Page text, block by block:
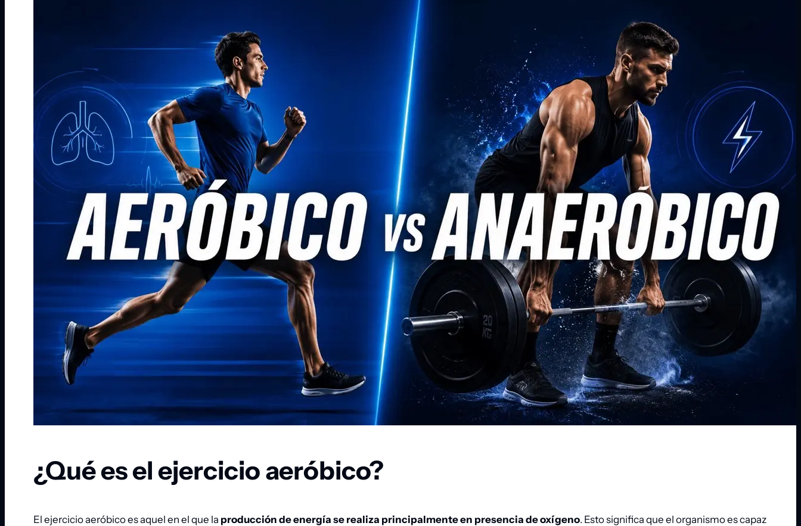
¿Qué es el ejercicio aeróbico?
El ejercicio aeróbico es aquel en el que la producción de energía se realiza principalmente en presencia de oxígeno. Esto significa que el organismo es capaz